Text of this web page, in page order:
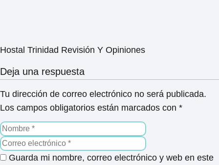
Hostal Trinidad Revisión Y Opiniones
Deja una respuesta
Tu dirección de correo electrónico no será publicada.
Los campos obligatorios están marcados con *
Guarda mi nombre, correo electrónico y web en este